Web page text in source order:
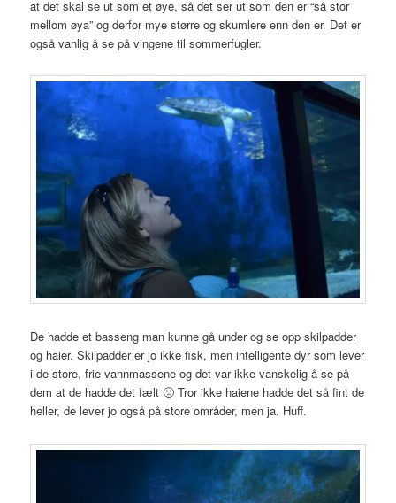
at det skal se ut som et øye, så det ser ut som den er “så stor
mellom øya” og derfor mye større og skumlere enn den er. Det er
også vanlig å se på vingene til sommerfugler.
De hadde et basseng man kunne gå under og se opp skilpadder
og haier. Skilpadder er jo ikke fisk, men intelligente dyr som lever
i de store, frie vannmassene og det var ikke vanskelig å se på
dem at de hadde det fælt 🙁 Tror ikke haiene hadde det så fint de
heller, de lever jo også på store områder, men ja. Huff.